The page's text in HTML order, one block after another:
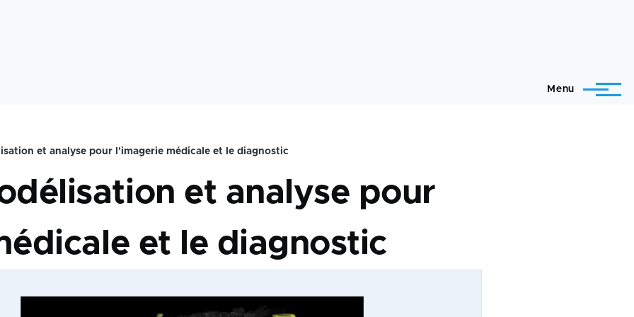
Menu
et analyse pour l'imagerie médicale et le diagnostic
et analyse pour
et le diagnostic